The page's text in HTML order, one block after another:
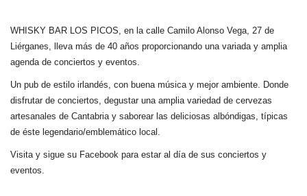
WHISKY BAR LOS PICOS, en la calle Camilo Alonso Vega, 27 de
Liérganes, lleva más de 40 años proporcionando una variada y amplia
agenda de conciertos y eventos.
Un pub de estilo irlandés, con buena música y mejor ambiente. Donde
disfrutar de conciertos, degustar una amplia variedad de cervezas
artesanales de Cantabria y saborear las deliciosas albóndigas, típicas
de éste legendario/emblemático local.
Visita y sigue su Facebook para estar al día de sus conciertos y
eventos.